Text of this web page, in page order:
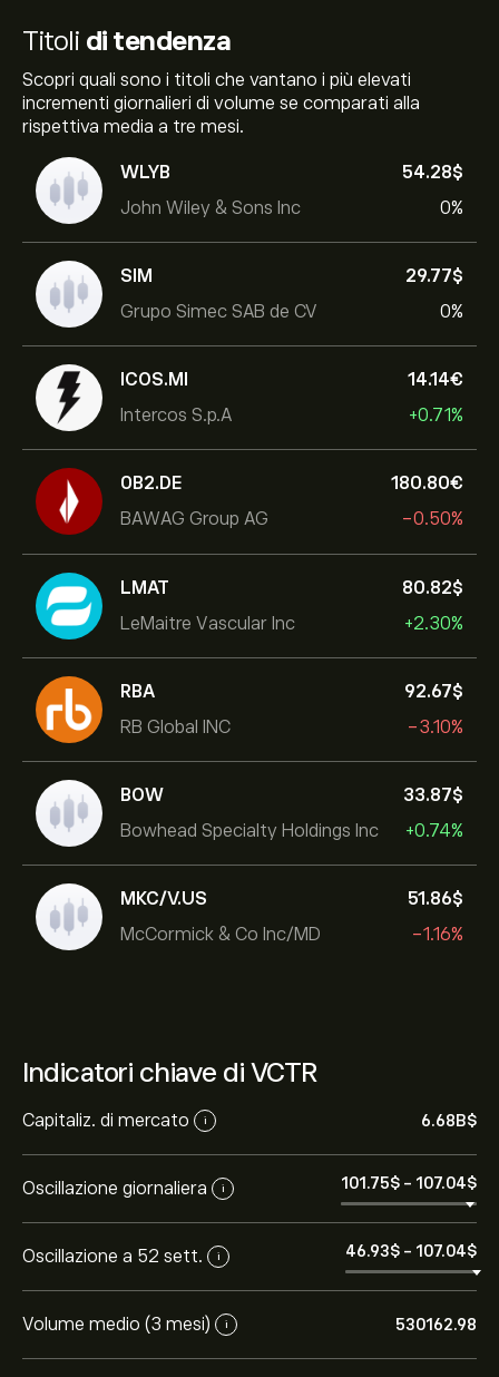
Titoli di tendenza
Scopri quali sono i titoli che vantano i più elevati
incrementi giornalieri di volume se comparati alla
rispettiva media a tre mesi.
WLYB
John Wiley & Sons Inc
54.28‎$‎
0%
SIM
Grupo Simec SAB de CV
29.77‎$‎
0%
ICOS.MI
Intercos S.p.A
14.14‎€‎
+0.71%
0B2.DE
BAWAG Group AG
180.80‎€‎
-0.50%
LMAT
LeMaitre Vascular Inc
80.82‎$‎
+2.30%
RBA
RB Global INC
92.67‎$‎
-3.10%
BOW
Bowhead Specialty Holdings Inc
33.87‎$‎
+0.74%
MKC/V.US
McCormick & Co Inc/MD
51.86‎$‎
-1.16%
Indicatori chiave di VCTR
Capitaliz. di mercato i 6.68B‎$‎
Oscillazione giornaliera i 101.75‎$‎ - 107.04‎$‎
Oscillazione a 52 sett. i 46.93‎$‎ - 107.04‎$‎
Volume medio (3 mesi) i 530162.98